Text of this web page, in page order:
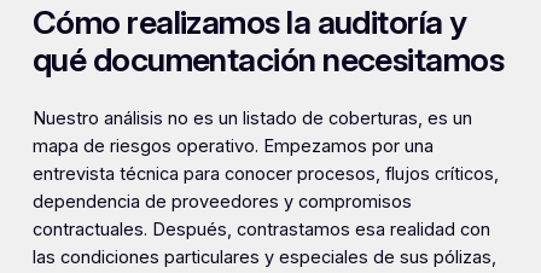
Cómo realizamos la auditoría y
qué documentación necesitamos
Nuestro análisis no es un listado de coberturas, es un
mapa de riesgos operativo. Empezamos por una
entrevista técnica para conocer procesos, flujos críticos,
dependencia de proveedores y compromisos
contractuales. Después, contrastamos esa realidad con
las condiciones particulares y especiales de sus pólizas,